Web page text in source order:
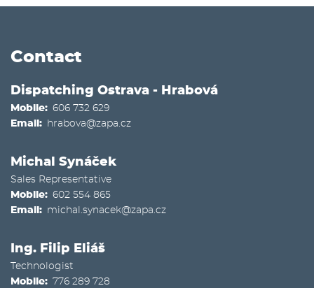
Contact
Dispatching Ostrava - Hrabová
Mobile
606 732 629
Email
hrabova@zapa.cz
Michal Synáček
Sales Representative
Mobile
602 554 865
Email
michal.synacek@zapa.cz
Ing. Filip Eliáš
Technologist
Mobile
776 289 728